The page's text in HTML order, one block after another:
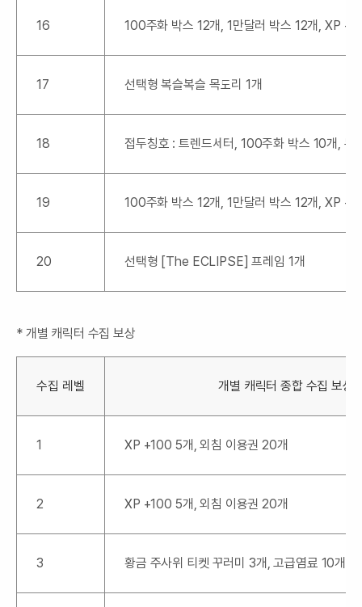
16 100주화 박스 12개, 1만달러 박스 12개, XP
17 선택형 복슬복슬 목도리 1개
18 접두칭호 : 트렌드세터, 100주화 박스 10개,
19 100주화 박스 12개, 1만달러 박스 12개, XP
20 선택형 [The ECLIPSE] 프레임 1개
* 개별 캐릭터 수집 보상
수집 레벨 개별 캐릭터 종합 수집 보상
1 XP +100 5개, 외침 이용권 20개
2 XP +100 5개, 외침 이용권 20개
3 황금 주사위 티켓 꾸러미 3개, 고급염료 10개,